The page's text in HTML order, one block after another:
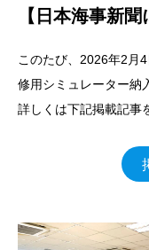
【日本海事新
このたび、2026年2月
修用シミュレーター納
詳しくは下記掲載記事